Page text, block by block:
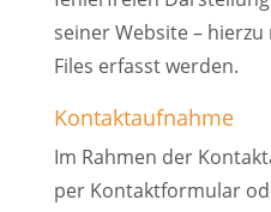
seiner Website –
Files erfasst werden.
Kontaktaufnahme
Im Rahmen der
per Kontaktformular